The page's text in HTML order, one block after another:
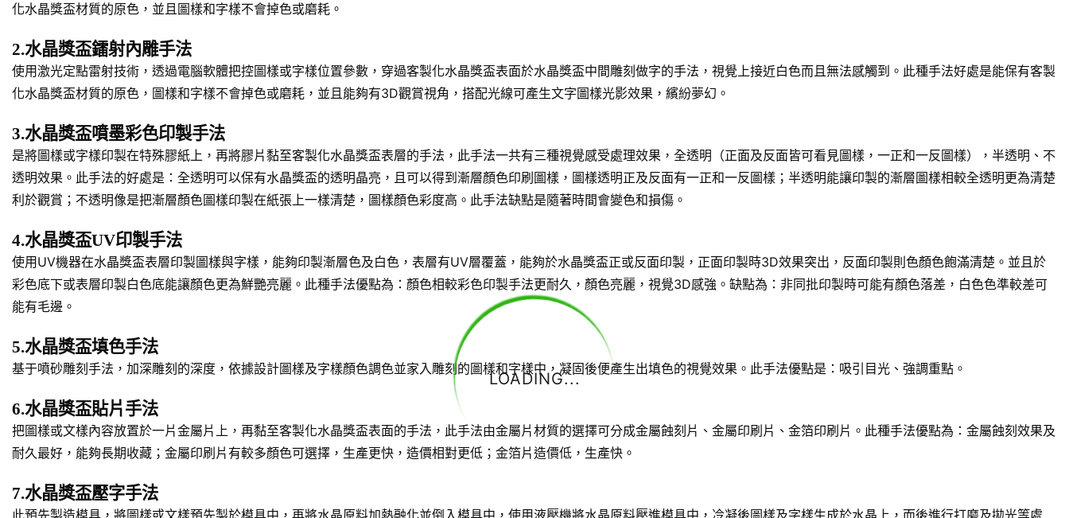
LOADING...
化水晶獎盃材質的原色，並且圖樣和字樣不會掉色或磨耗。
2.水晶獎盃鐳射內雕手法
使用激光定點雷射技術，透過電腦軟體把控圖樣或字樣位置參數，穿過客製化水晶獎盃表面於水晶獎盃中間雕刻做字的手法，視覺上接近白色而且無法感觸到。此種手法好處是能保有客製
化水晶獎盃材質的原色，圖樣和字樣不會掉色或磨耗，並且能夠有3D觀賞視角，搭配光線可產生文字圖樣光影效果，繽紛夢幻。
3.水晶獎盃噴墨彩色印製手法
是將圖樣或字樣印製在特殊膠紙上，再將膠片黏至客製化水晶獎盃表層的手法，此手法一共有三種視覺感受處理效果，全透明（正面及反面皆可看見圖樣，一正和一反圖樣），半透明、不
透明效果。此手法的好處是：全透明可以保有水晶獎盃的透明晶亮，且可以得到漸層顏色印刷圖樣，圖樣透明正及反面有一正和一反圖樣；半透明能讓印製的漸層圖樣相較全透明更為清楚
利於觀賞；不透明像是把漸層顏色圖樣印製在紙張上一樣清楚，圖樣顏色彩度高。此手法缺點是隨著時間會變色和損傷。
4.水晶獎盃UV印製手法
使用UV機器在水晶獎盃表層印製圖樣與字樣，能夠印製漸層色及白色，表層有UV層覆蓋，能夠於水晶獎盃正或反面印製，正面印製時3D效果突出，反面印製則色顏色飽滿清楚。並且於
彩色底下或表層印製白色底能讓顏色更為鮮艷亮麗。此種手法優點為：顏色相較彩色印製手法更耐久，顏色亮麗，視覺3D感強。缺點為：非同批印製時可能有顏色落差，白色色準較差可
能有毛邊。
5.水晶獎盃填色手法
基于噴砂雕刻手法，加深雕刻的深度，依據設計圖樣及字樣顏色調色並家入雕刻的圖樣和字樣中，凝固後便產生出填色的視覺效果。此手法優點是：吸引目光、強調重點。
6.水晶獎盃貼片手法
把圖樣或文樣內容放置於一片金屬片上，再黏至客製化水晶獎盃表面的手法，此手法由金屬片材質的選擇可分成金屬蝕刻片、金屬印刷片、金箔印刷片。此種手法優點為：金屬蝕刻效果及
耐久最好，能夠長期收藏；金屬印刷片有較多顏色可選擇，生產更快，造價相對更低；金箔片造價低，生產快。
7.水晶獎盃壓字手法